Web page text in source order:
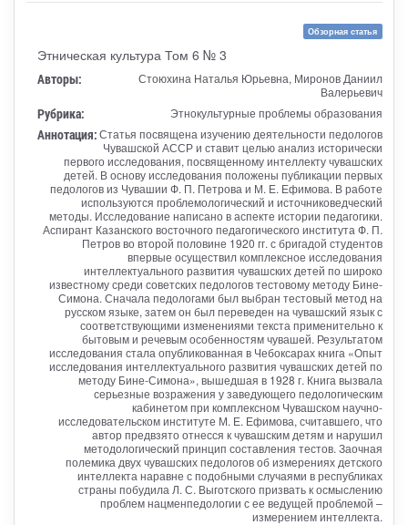
Обзорная статья
Этническая культура Том 6 № 3
Авторы:
Стоюхина Наталья Юрьевна, Миронов Даниил
Валерьевич
Рубрика: Этнокультурные проблемы образования
Аннотация:Статья посвящена изучению деятельности педологов
Чувашской АССР и ставит целью анализ исторически
первого исследования, посвященному интеллекту чувашских
детей. В основу исследования положены публикации первых
педологов из Чувашии Ф. П. Петрова и М. Е. Ефимова. В работе
используются проблемологический и источниковедческий
методы. Исследование написано в аспекте истории педагогики.
Аспирант Казанского восточного педагогического института Ф. П.
Петров во второй половине 1920 гг. с бригадой студентов
впервые осуществил комплексное исследования
интеллектуального развития чувашских детей по широко
известному среди советских педологов тестовому методу Бине-
Симона. Сначала педологами был выбран тестовый метод на
русском языке, затем он был переведен на чувашский язык с
соответствующими изменениями текста применительно к
бытовым и речевым особенностям чувашей. Результатом
исследования стала опубликованная в Чебоксарах книга «Опыт
исследования интеллектуального развития чувашских детей по
методу Бине-Симона», вышедшая в 1928 г. Книга вызвала
серьезные возражения у заведующего педологическим
кабинетом при комплексном Чувашском научно-
исследовательском институте М. Е. Ефимова, считавшего, что
автор предвзято отнесся к чувашским детям и нарушил
методологический принцип составления тестов. Заочная
полемика двух чувашских педологов об измерениях детского
интеллекта наравне с подобными случаями в республиках
страны побудила Л. С. Выготского призвать к осмыслению
проблем нацменпедологии с ее ведущей проблемой –
измерением интеллекта.